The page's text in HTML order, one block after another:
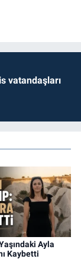
vatandaşları
Ayla
Kaybetti